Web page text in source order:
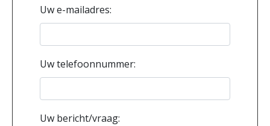
Uw e-mailadres:
Uw telefoonnummer:
Uw bericht/vraag: